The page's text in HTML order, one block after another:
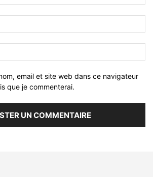
email et site web dans ce navigateur
que je commenterai.